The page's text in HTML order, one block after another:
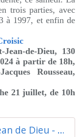
trois parties, avec
à 1997, et enfin de
de-Dieu, 130
à partir de 18h,
Rousseau,
21 juillet, de 10h
Le Croisic - Le centre Saint Jean de Dieu - Ensemble en presqu'ile de Guérande